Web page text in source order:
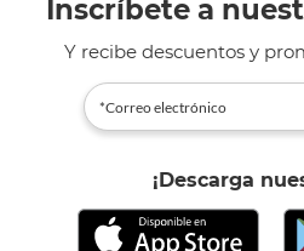
Inscríbete a
Y recibe descuentos y
¡Descarga